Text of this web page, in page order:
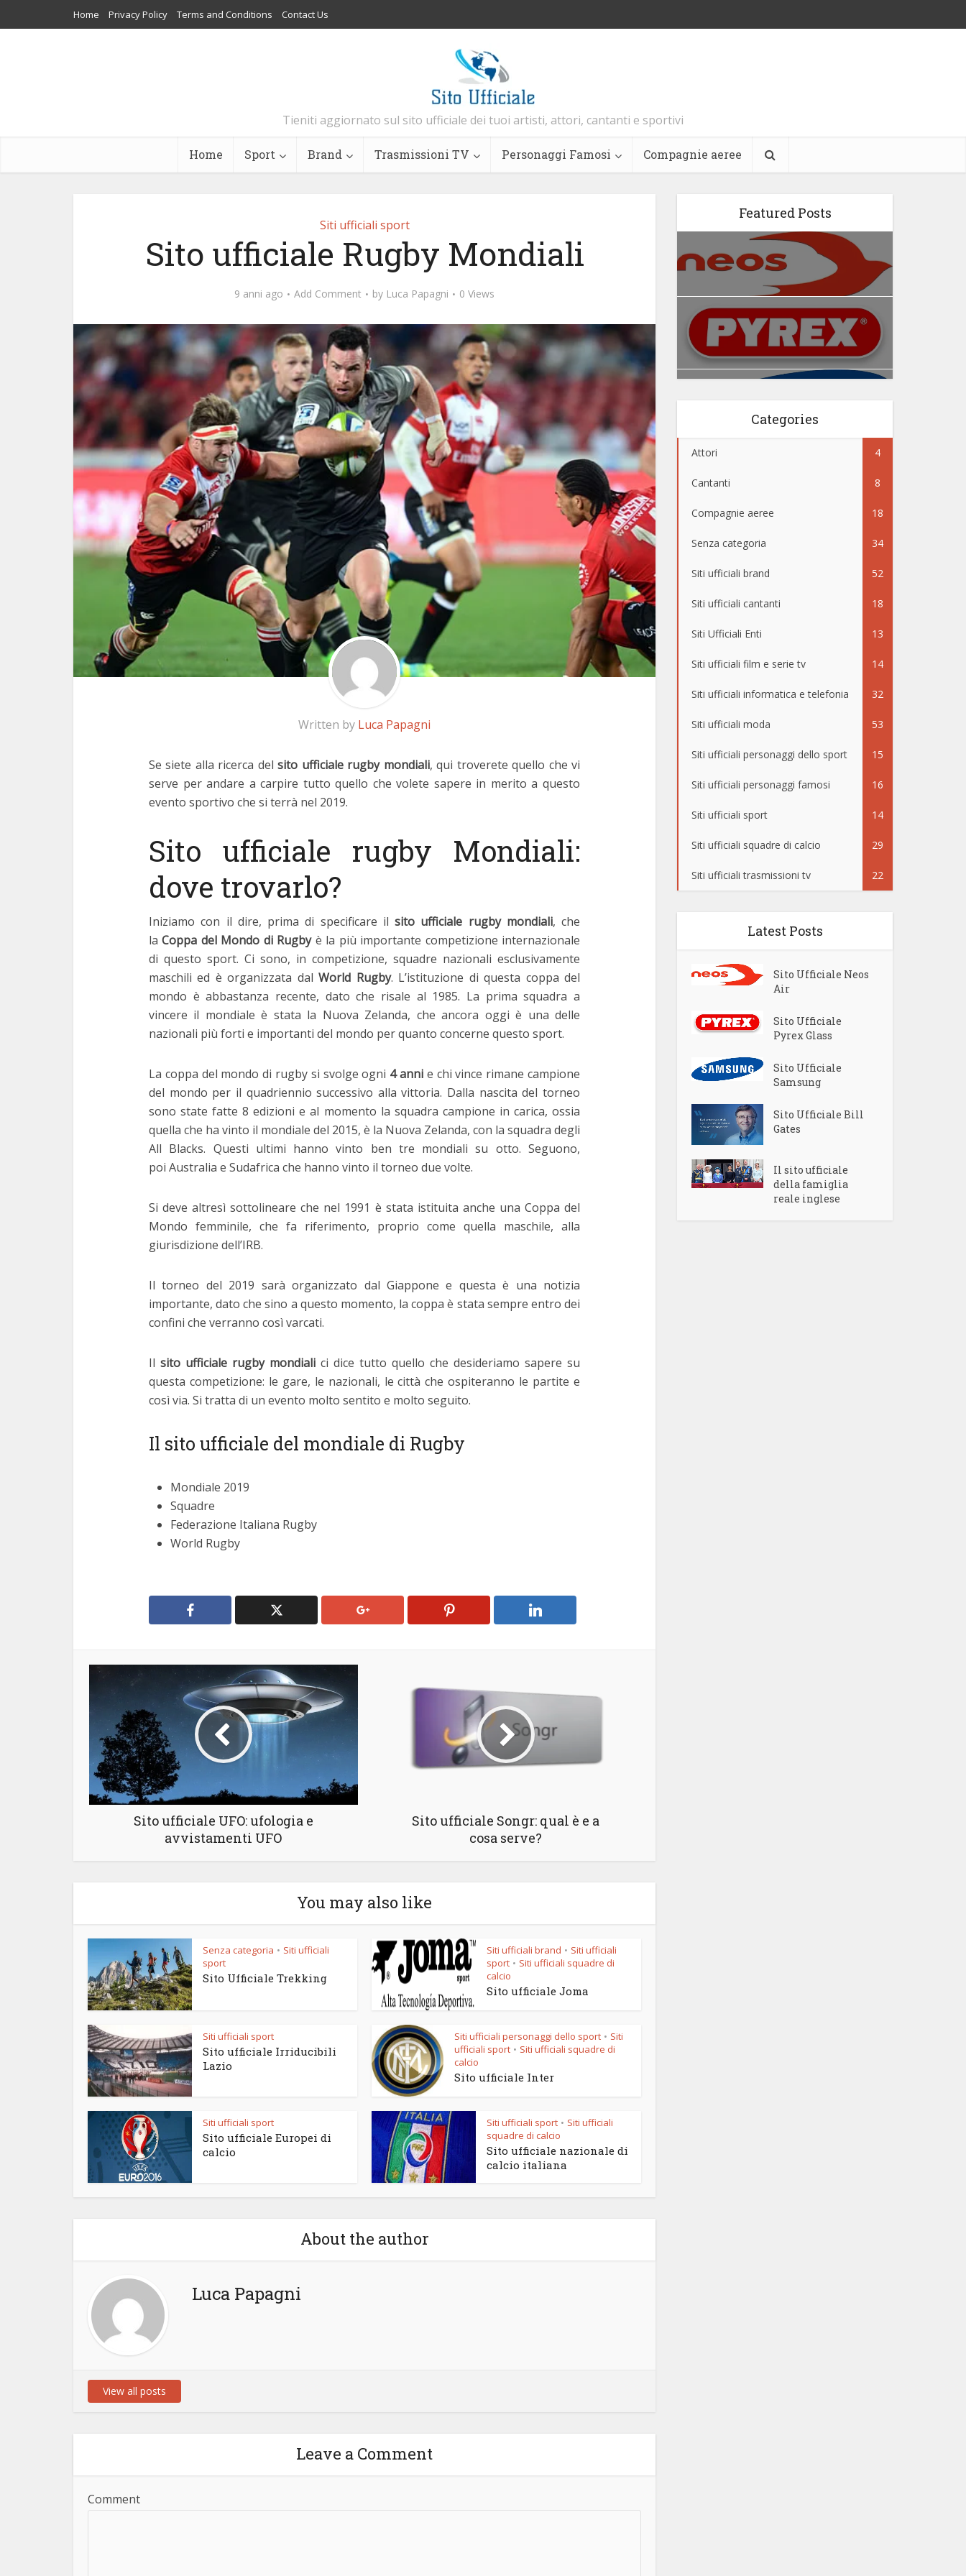
Home Privacy Policy Terms and Conditions Contact Us
Tieniti aggiornato sul sito ufficiale dei tuoi artisti, attori, cantanti e sportivi
Home Sport Brand Trasmissioni TV Personaggi Famosi Compagnie aeree
Siti ufficiali sport
Sito ufficiale Rugby Mondiali
9 anni ago Add Comment by Luca Papagni 0 Views
Written by Luca Papagni
Se siete alla ricerca delsito ufficiale rugby mondiali, qui troverete quello che vi
serve per andare a carpire tutto quello che volete sapere in merito a questo
evento sportivo che si terrà nel 2019.
Sito ufficiale rugby Mondiali:
dove trovarlo?
Iniziamo con il dire, prima di specificare il sito ufficiale rugby mondiali, che
laCoppa del Mondo di Rugby è la più importante competizione internazionale
di questo sport. Ci sono, in competizione, squadre nazionali esclusivamente
maschili ed è organizzata dalWorld Rugby. L’istituzione di questa coppa del
mondo è abbastanza recente, dato che risale al 1985. La prima squadra a
vincere il mondiale è stata la Nuova Zelanda, che ancora oggi è una delle
nazionali più forti e importanti del mondo per quanto concerne questo sport.
La coppa del mondo di rugby si svolge ogni 4 anni e chi vince rimane campione
del mondo per il quadriennio successivo alla vittoria. Dalla nascita del torneo
sono state fatte 8 edizioni e al momento la squadra campione in carica, ossia
quella che ha vinto il mondiale del 2015, è la Nuova Zelanda, con la squadra degli
All Blacks. Questi ultimi hanno vinto ben tre mondiali su otto. Seguono,
poi Australia e Sudafrica che hanno vinto il torneo due volte.
Si deve altresì sottolineare che nel 1991 è stata istituita anche una Coppa del
Mondo femminile, che fa riferimento, proprio come quella maschile, alla
giurisdizione dell’IRB.
Il torneo del 2019 sarà organizzato dal Giappone e questa è una notizia
importante, dato che sino a questo momento, la coppa è stata sempre entro dei
confini che verranno così varcati.
Il sito ufficiale rugby mondiali ci dice tutto quello che desideriamo sapere su
questa competizione: le gare, le nazionali, le città che ospiteranno le partite e
così via. Si tratta di un evento molto sentito e molto seguito.
Il sito ufficiale del mondiale di Rugby
Mondiale 2019
Squadre
Federazione Italiana Rugby
World Rugby
Sito ufficiale UFO: ufologia e
avvistamenti UFO
Sito ufficiale Songr: qual è e a
cosa serve?
You may also like
Senza categoria • Siti ufficiali
sport
Sito Ufficiale Trekking
Siti ufficiali brand • Siti ufficiali
sport • Siti ufficiali squadre di
calcio
Sito ufficiale Joma
Siti ufficiali sport
Sito ufficiale Irriducibili
Lazio
Siti ufficiali personaggi dello sport • Siti
ufficiali sport • Siti ufficiali squadre di
calcio
Sito ufficiale Inter
Siti ufficiali sport
Sito ufficiale Europei di
calcio
Siti ufficiali sport • Siti ufficiali
squadre di calcio
Sito ufficiale nazionale di
calcio italiana
About the author
Luca Papagni
View all posts
Leave a Comment
Comment
Featured Posts
Categories
Attori 4
Cantanti 8
Compagnie aeree 18
Senza categoria 34
Siti ufficiali brand 52
Siti ufficiali cantanti 18
Siti Ufficiali Enti 13
Siti ufficiali film e serie tv 14
Siti ufficiali informatica e telefonia 32
Siti ufficiali moda 53
Siti ufficiali personaggi dello sport 15
Siti ufficiali personaggi famosi 16
Siti ufficiali sport 14
Siti ufficiali squadre di calcio 29
Siti ufficiali trasmissioni tv 22
Latest Posts
Sito Ufficiale Neos
Air
Sito Ufficiale
Pyrex Glass
Sito Ufficiale
Samsung
Sito Ufficiale Bill
Gates
Il sito ufficiale
della famiglia
reale inglese